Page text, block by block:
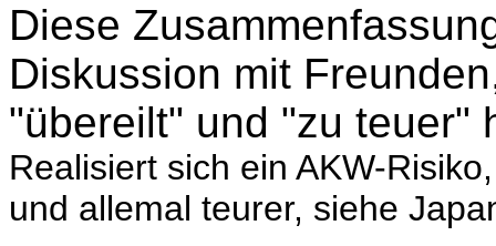
Diese
Diskussion mit
"übereilt" und "zu teuer"
Realisiert sich ein AKW-
und allemal teurer, siehe